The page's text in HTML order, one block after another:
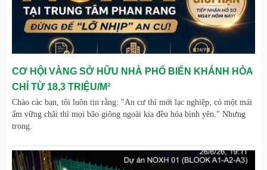
CƠ HỘI VÀNG SỞ HỮU NHÀ PHỐ BIỂN KHÁNH HÒA
CHỈ TỪ 18,3 TRIỆU/M²
Chào các bạn, tôi luôn tin rằng: "An cư thì mới lạc nghiệp, có một mái
ấm vững chãi thì mọi bão giông ngoài kia đều hóa bình yên." Nhưng
trong.